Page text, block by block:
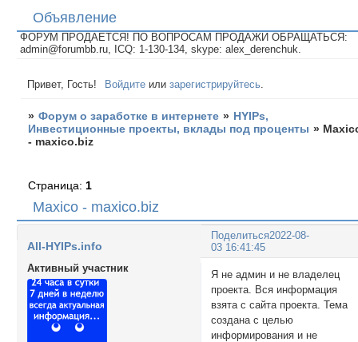
Объявление
ФОРУМ ПРОДАЕТСЯ! ПО ВОПРОСАМ ПРОДАЖИ ОБРАЩАТЬСЯ:
admin@forumbb.ru, ICQ: 1-130-134, skype: alex_derenchuk.
Привет, Гость! Войдите илизарегистрируйтесь
» Форум о заработке в интернете » HYIPs,
Инвестиционные проекты, вклады под проценты »
- maxico.biz
Maxico - maxico.biz
Страница: 1
Поделиться2022-08-
03 16:41:45
All-HYIPs.info
Активный участник
Я не админ и не владелец
проекта. Вся информация
взята с сайта проекта. Тема
создана с целью
информирования и не